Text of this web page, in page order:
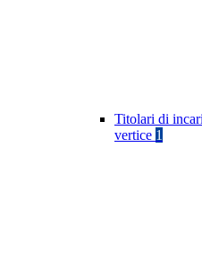
Titolari di
vertice 1